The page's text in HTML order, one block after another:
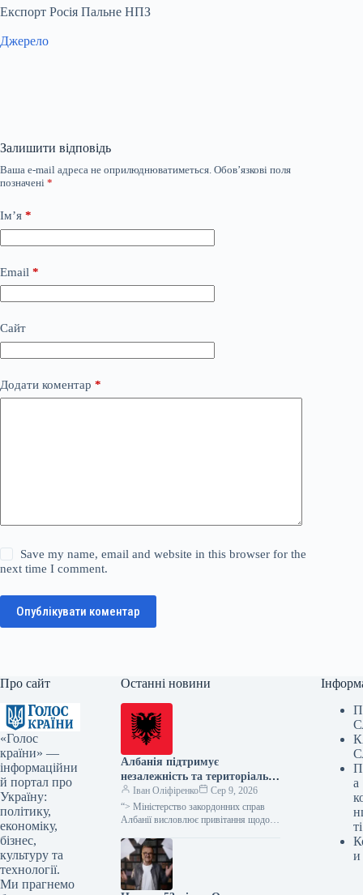
Експорт Росія Пальне НПЗ
Джерело
Залишити відповідь
Ваша e-mail адреса не оприлюднюватиметься. Обов’язкові поля
позначені *
Ім’я *
Email *
Сайт
Додати коментар *
Save my name, email and website in this browser for the
next time I comment.
Опублікувати коментар
Про сайт
«Голос
країни» —
інформаційни
й портал про
Україну:
політику,
економіку,
бізнес,
культуру та
технології.
Ми прагнемо
Останні новини
Албанія підтримує
незалежність та територіальну
цілісність України, а також
суверенітет Косова, – заявило
МЗС напередодні візиту
Іван Оліфіренко
Сер 9, 2026
“> Міністерство закордонних справ
Албанії висловлює привітання щодо
Володимира Зеленського до Сербії,
підтверджуючи свою позицію щодо…
а
ті
и